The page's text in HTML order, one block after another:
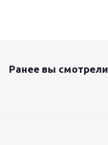
Ранее вы смотрели